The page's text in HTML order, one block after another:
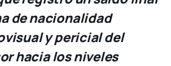
de nacionalidad
y pericial del
hacia los niveles